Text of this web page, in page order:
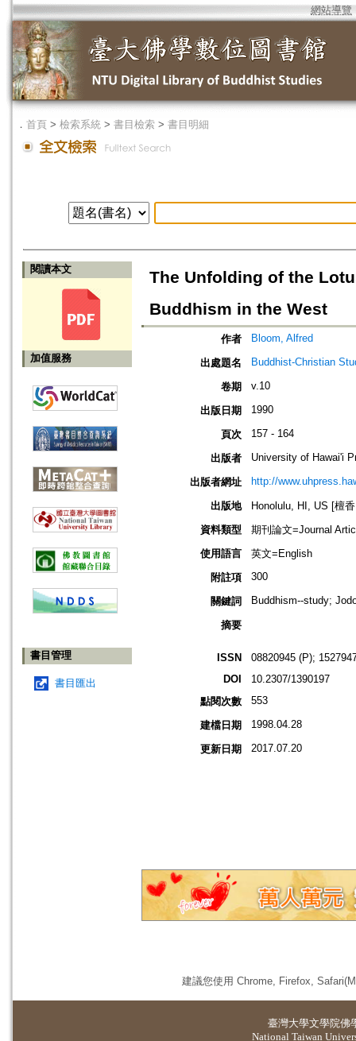
網站導覽
． 首頁 > 檢索系統 > 書目檢索 > 書目明細
閱讀本文
加值服務
書目管理
書目匯出
The Unfolding of the
Buddhism in the West
作者 Bloom, Alfred
出處題名 Buddhist-Christian
卷期 v.10
出版日期 1990
頁次 157 - 164
出版者 University of Hawai'i
出版者網址 http://
出版地
Honolulu, HI, US [檀
資料類型
期刊論文=Journal
使用語言
英文=English
附註項
300
關鍵詞 Buddhism--study;
摘要
ISSN
08820945 (P);
DOI
10.2307/1390197
點閱次數
553
建檔日期 1998.04.28
更新日期 2017.07.20
建議您使用 Chrome, Firefox,
臺灣大學文學院佛
National Taiwan